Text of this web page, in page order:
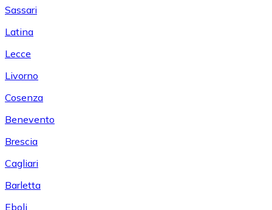
Sassari
Latina
Lecce
Livorno
Cosenza
Benevento
Brescia
Cagliari
Barletta
Eboli